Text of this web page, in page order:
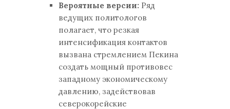
Вероятные версии: Ряд
ведущих политологов
полагает, что резкая
интенсификация контактов
вызвана стремлением Пекина
создать мощный противовес
западному экономическому
давлению, задействовав
северокорейские